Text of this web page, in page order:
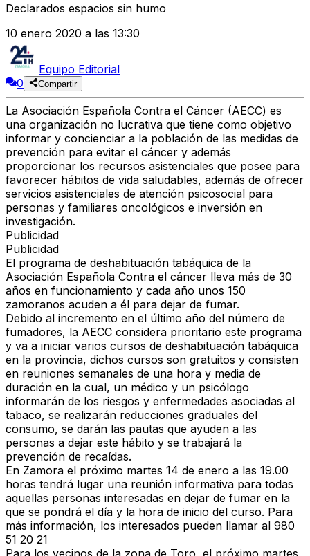
Declarados espacios sin humo
10 enero 2020 a las 13:30
Equipo Editorial
0
Compartir
La Asociación Española Contra el Cáncer (AECC) es
una organización no lucrativa que tiene como objetivo
informar y concienciar a la población de las medidas de
prevención para evitar el cáncer y además
proporcionar los recursos asistenciales que posee para
favorecer hábitos de vida saludables, además de ofrecer
servicios asistenciales de atención psicosocial para
personas y familiares oncológicos e inversión en
investigación.
Publicidad
Publicidad
El programa de deshabituación tabáquica de la
Asociación Española Contra el cáncer lleva más de 30
años en funcionamiento y cada año unos 150
zamoranos acuden a él para dejar de fumar.
Debido al incremento en el último año del número de
fumadores, la AECC considera prioritario este programa
y va a iniciar varios cursos de deshabituación tabáquica
en la provincia, dichos cursos son gratuitos y consisten
en reuniones semanales de una hora y media de
duración en la cual, un médico y un psicólogo
informarán de los riesgos y enfermedades asociadas al
tabaco, se realizarán reducciones graduales del
consumo, se darán las pautas que ayuden a las
personas a dejar este hábito y se trabajará la
prevención de recaídas.
En Zamora el próximo martes 14 de enero a las 19.00
horas tendrá lugar una reunión informativa para todas
aquellas personas interesadas en dejar de fumar en la
que se pondrá el día y la hora de inicio del curso. Para
más información, los interesados pueden llamar al 980
51 20 21